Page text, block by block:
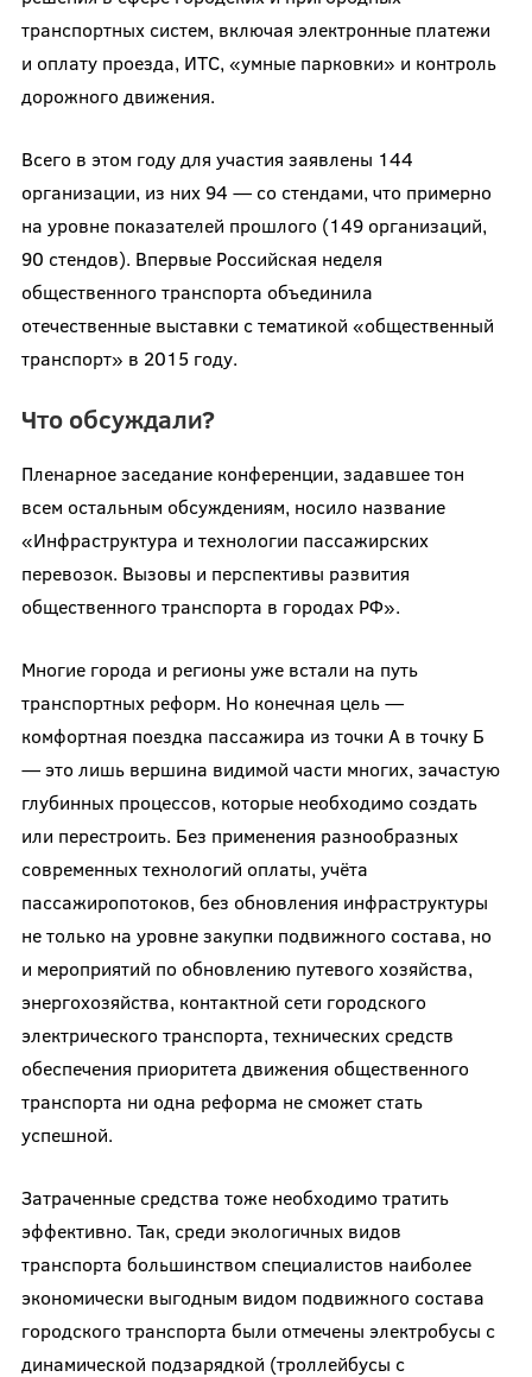
транспортных систем, включая электронные платежи
и оплату проезда, ИТС, «умные парковки» и контроль
дорожного движения.
Всего в этом году для участия заявлены 144
организации, из них 94 — со стендами, что примерно
на уровне показателей прошлого (149 организаций,
90 стендов). Впервые Российская неделя
общественного транспорта объединила
отечественные выставки с тематикой «общественный
транспорт» в 2015 году.
Что обсуждали?
Пленарное заседание конференции, задавшее тон
всем остальным обсуждениям, носило название
«Инфраструктура и технологии пассажирских
перевозок. Вызовы и перспективы развития
общественного транспорта в городах РФ».
Многие города и регионы уже встали на путь
транспортных реформ. Но конечная цель —
комфортная поездка пассажира из точки А в точку Б
— это лишь вершина видимой части многих, зачастую
глубинных процессов, которые необходимо создать
или перестроить. Без применения разнообразных
современных технологий оплаты, учёта
пассажиропотоков, без обновления инфраструктуры
не только на уровне закупки подвижного состава, но
и мероприятий по обновлению путевого хозяйства,
энергохозяйства, контактной сети городского
электрического транспорта, технических средств
обеспечения приоритета движения общественного
транспорта ни одна реформа не сможет стать
успешной.
Затраченные средства тоже необходимо тратить
эффективно. Так, среди экологичных видов
транспорта большинством специалистов наиболее
экономически выгодным видом подвижного состава
городского транспорта были отмечены электробусы с
динамической подзарядкой (троллейбусы с